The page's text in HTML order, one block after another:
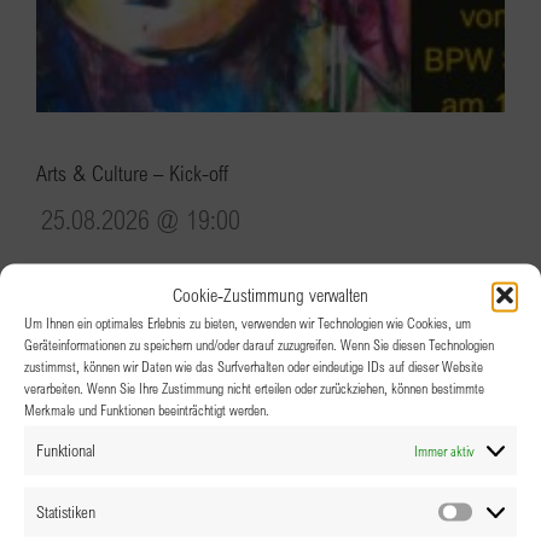
Cookie-Zustimmung verwalten
Um Ihnen ein optimales Erlebnis zu bieten, verwenden wir Technologien wie Cookies, um
Geräteinformationen zu speichern und/oder darauf zuzugreifen. Wenn Sie diesen Technologien
zustimmst, können wir Daten wie das Surfverhalten oder eindeutige IDs auf dieser Website
verarbeiten. Wenn Sie Ihre Zustimmung nicht erteilen oder zurückziehen, können bestimmte
Merkmale und Funktionen beeinträchtigt werden.
Funktional Immer aktiv
Statistiken
Arts & Culture – Kick-off
25.08.2026 @ 19:00